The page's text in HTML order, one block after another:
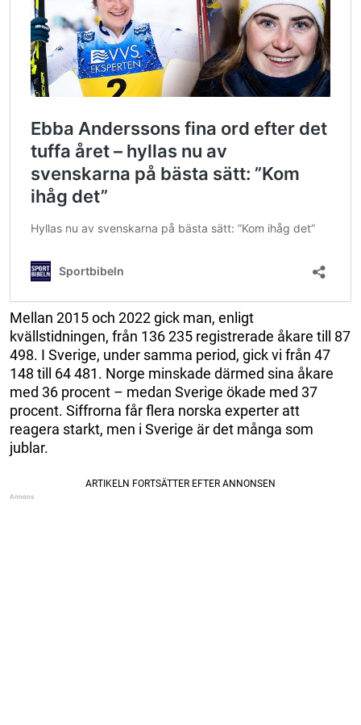
Mellan 2015 och 2022 gick man, enligt
kvällstidningen, från 136 235 registrerade åkare till 87
498. I Sverige, under samma period, gick vi från 47
148 till 64 481. Norge minskade därmed sina åkare
med 36 procent – medan Sverige ökade med 37
procent. Siffrorna får flera norska experter att
reagera starkt, men i Sverige är det många som
jublar.